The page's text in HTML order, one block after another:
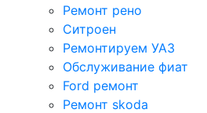
Ремонт рено
Ситроен
Ремонтируем УАЗ
Обслуживание фиат
Ford ремонт
Ремонт skoda